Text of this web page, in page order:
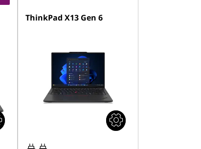
ThinkPad X13 Gen 6